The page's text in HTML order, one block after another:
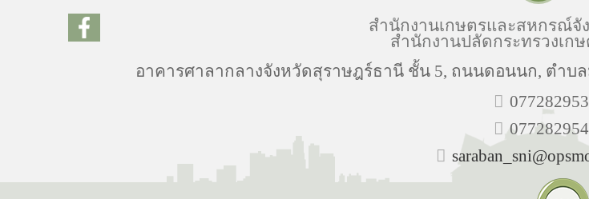
สำนักงานเกษตรและสหกรณ์จั
สำนักงานปลัดกระทรวงเก
อาคารศาลากลางจังหวัดสุราษฎร์ธานี ชั้น 5, ถนนดอนนก, ตำบล
077282953
077282954